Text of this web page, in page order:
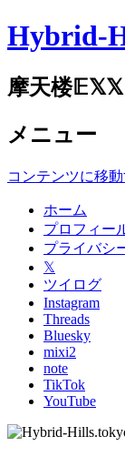
Hybrid-
摩天楼𝔼𝕏𝕏
メニュー
コンテンツに移動
ホーム
プロフィー
プライバシ
𝕏
ツイログ
Instagram
Threads
Bluesky
mixi2
note
TikTok
YouTube